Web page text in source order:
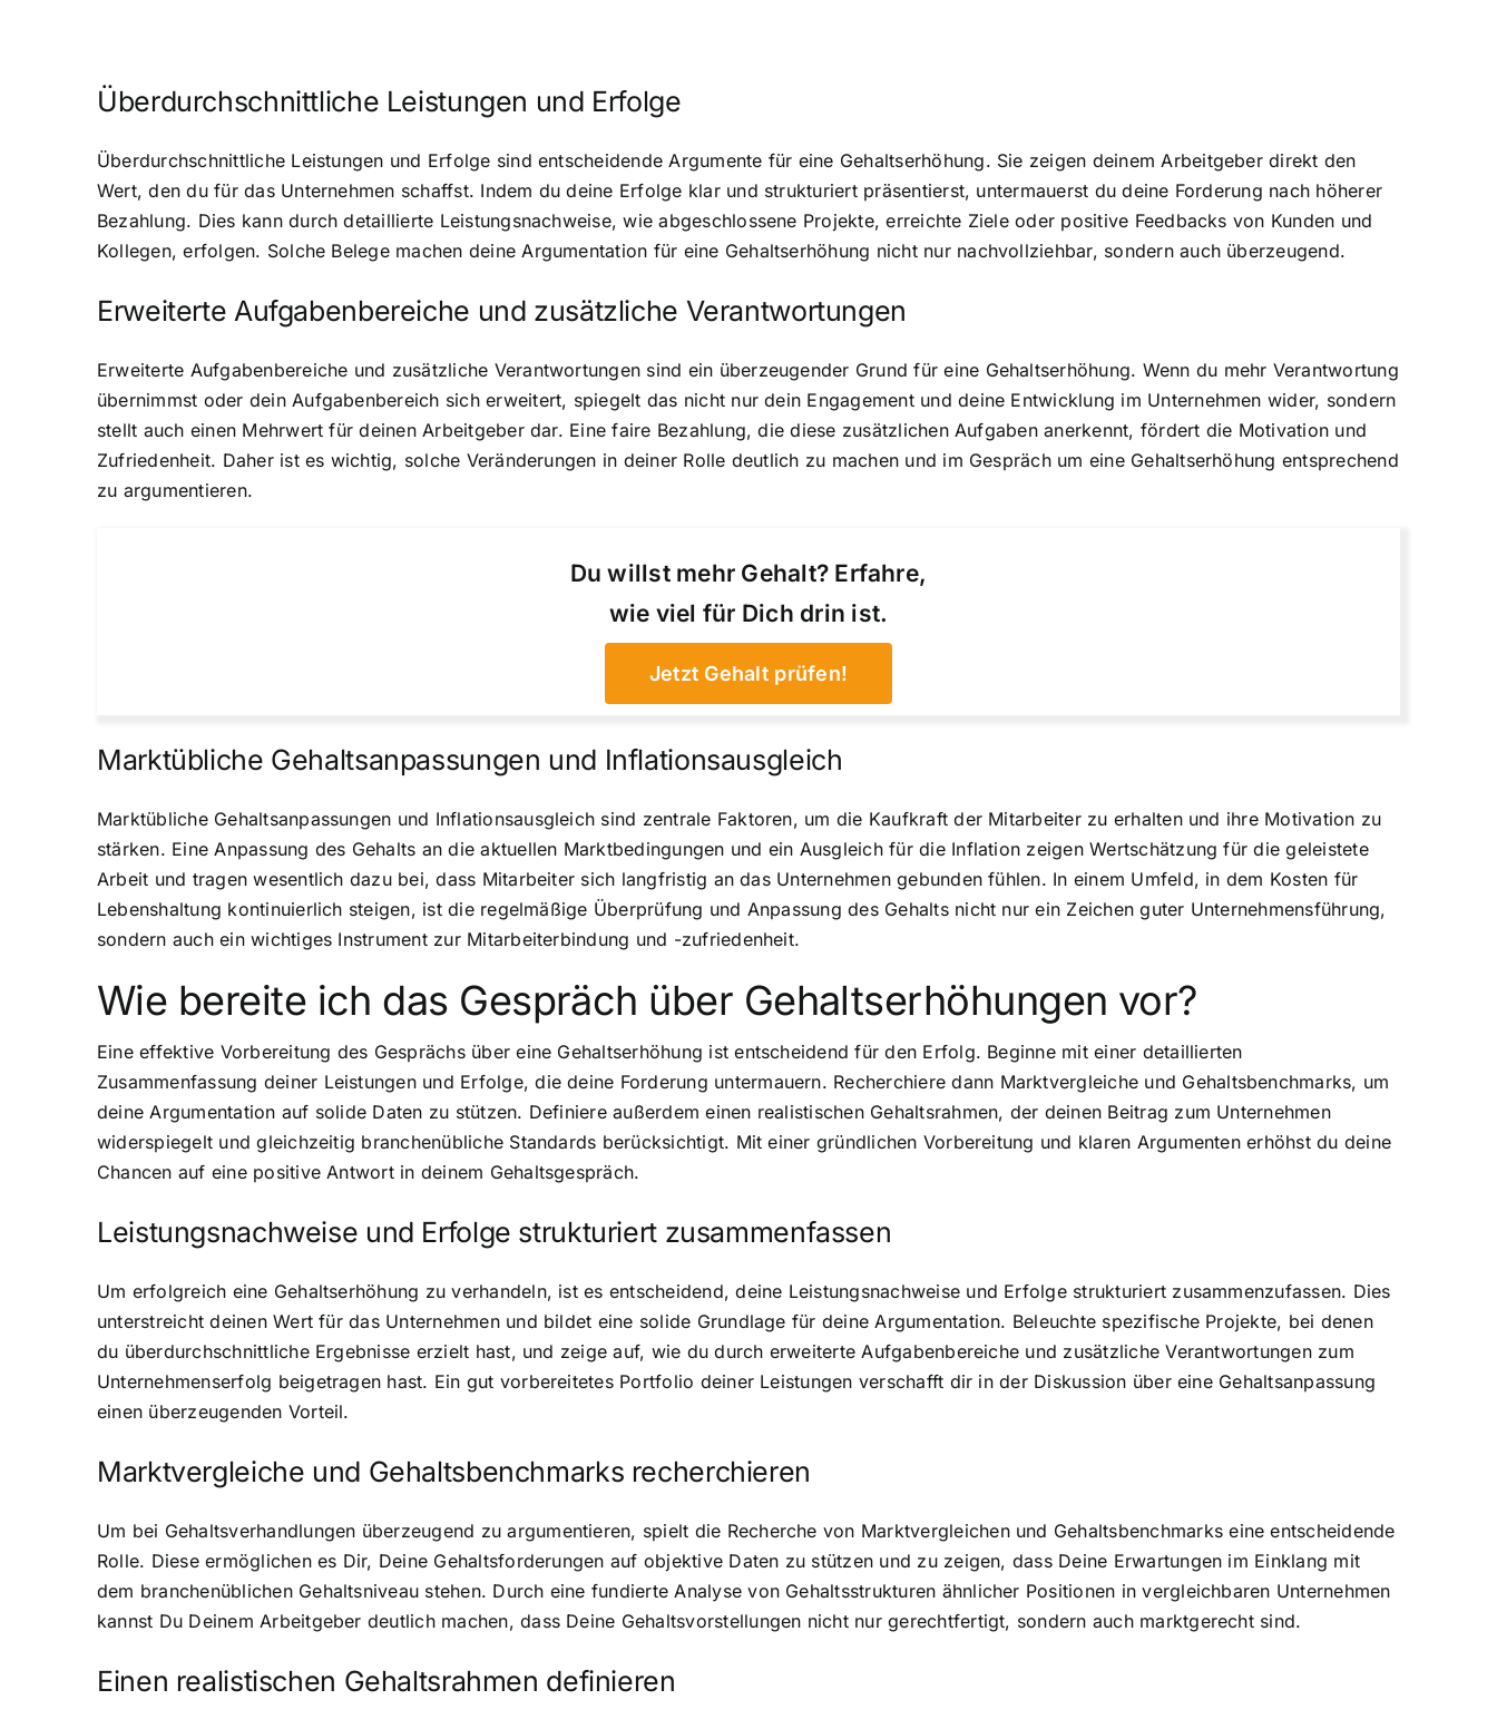
Überdurchschnittliche Leistungen und Erfolge
Überdurchschnittliche Leistungen und Erfolge sind entscheidende Argumente für eine Gehaltserhöhung. Sie zeigen deinem Arbeitgeber direkt den
Wert, den du für das Unternehmen schaffst. Indem du deine Erfolge klar und strukturiert präsentierst, untermauerst du deine Forderung nach höherer
Bezahlung. Dies kann durch detaillierte Leistungsnachweise, wie abgeschlossene Projekte, erreichte Ziele oder positive Feedbacks von Kunden und
Kollegen, erfolgen. Solche Belege machen deine Argumentation für eine Gehaltserhöhung nicht nur nachvollziehbar, sondern auch überzeugend.
Erweiterte Aufgabenbereiche und zusätzliche Verantwortungen
Erweiterte Aufgabenbereiche und zusätzliche Verantwortungen sind ein überzeugender Grund für eine Gehaltserhöhung. Wenn du mehr Verantwortung
übernimmst oder dein Aufgabenbereich sich erweitert, spiegelt das nicht nur dein Engagement und deine Entwicklung im Unternehmen wider, sondern
stellt auch einen Mehrwert für deinen Arbeitgeber dar. Eine faire Bezahlung, die diese zusätzlichen Aufgaben anerkennt, fördert die Motivation und
Zufriedenheit. Daher ist es wichtig, solche Veränderungen in deiner Rolle deutlich zu machen und im Gespräch um eine Gehaltserhöhung entsprechend
zu argumentieren.
Du willst mehr Gehalt? Erfahre,
wie viel für Dich drin ist.
Jetzt Gehalt prüfen!
Marktübliche Gehaltsanpassungen und Inflationsausgleich
Marktübliche Gehaltsanpassungen und Inflationsausgleich sind zentrale Faktoren, um die Kaufkraft der Mitarbeiter zu erhalten und ihre Motivation zu
stärken. Eine Anpassung des Gehalts an die aktuellen Marktbedingungen und ein Ausgleich für die Inflation zeigen Wertschätzung für die geleistete
Arbeit und tragen wesentlich dazu bei, dass Mitarbeiter sich langfristig an das Unternehmen gebunden fühlen. In einem Umfeld, in dem Kosten für
Lebenshaltung kontinuierlich steigen, ist die regelmäßige Überprüfung und Anpassung des Gehalts nicht nur ein Zeichen guter Unternehmensführung,
sondern auch ein wichtiges Instrument zur Mitarbeiterbindung und -zufriedenheit.
Wie bereite ich das Gespräch über Gehaltserhöhungen vor?
Eine effektive Vorbereitung des Gesprächs über eine Gehaltserhöhung ist entscheidend für den Erfolg. Beginne mit einer detaillierten
Zusammenfassung deiner Leistungen und Erfolge, die deine Forderung untermauern. Recherchiere dann Marktvergleiche und Gehaltsbenchmarks, um
deine Argumentation auf solide Daten zu stützen. Definiere außerdem einen realistischen Gehaltsrahmen, der deinen Beitrag zum Unternehmen
widerspiegelt und gleichzeitig branchenübliche Standards berücksichtigt. Mit einer gründlichen Vorbereitung und klaren Argumenten erhöhst du deine
Chancen auf eine positive Antwort in deinem Gehaltsgespräch.
Leistungsnachweise und Erfolge strukturiert zusammenfassen
Um erfolgreich eine Gehaltserhöhung zu verhandeln, ist es entscheidend, deine Leistungsnachweise und Erfolge strukturiert zusammenzufassen. Dies
unterstreicht deinen Wert für das Unternehmen und bildet eine solide Grundlage für deine Argumentation. Beleuchte spezifische Projekte, bei denen
du überdurchschnittliche Ergebnisse erzielt hast, und zeige auf, wie du durch erweiterte Aufgabenbereiche und zusätzliche Verantwortungen zum
Unternehmenserfolg beigetragen hast. Ein gut vorbereitetes Portfolio deiner Leistungen verschafft dir in der Diskussion über eine Gehaltsanpassung
einen überzeugenden Vorteil.
Marktvergleiche und Gehaltsbenchmarks recherchieren
Um bei Gehaltsverhandlungen überzeugend zu argumentieren, spielt die Recherche von Marktvergleichen und Gehaltsbenchmarks eine entscheidende
Rolle. Diese ermöglichen es Dir, Deine Gehaltsforderungen auf objektive Daten zu stützen und zu zeigen, dass Deine Erwartungen im Einklang mit
dem branchenüblichen Gehaltsniveau stehen. Durch eine fundierte Analyse von Gehaltsstrukturen ähnlicher Positionen in vergleichbaren Unternehmen
kannst Du Deinem Arbeitgeber deutlich machen, dass Deine Gehaltsvorstellungen nicht nur gerechtfertigt, sondern auch marktgerecht sind.
Einen realistischen Gehaltsrahmen definieren